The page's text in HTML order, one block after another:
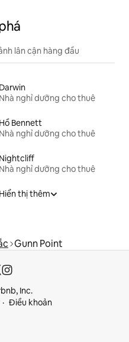
lân cận hàng đầu
Darwin
Nhà nghỉ dưỡng cho thuê
Hồ Bennett
Nhà nghỉ dưỡng cho thuê
Nightcliff
Nhà nghỉ dưỡng cho thuê
Hiển thị thêm
Gunn Point
Inc.
Điều khoản